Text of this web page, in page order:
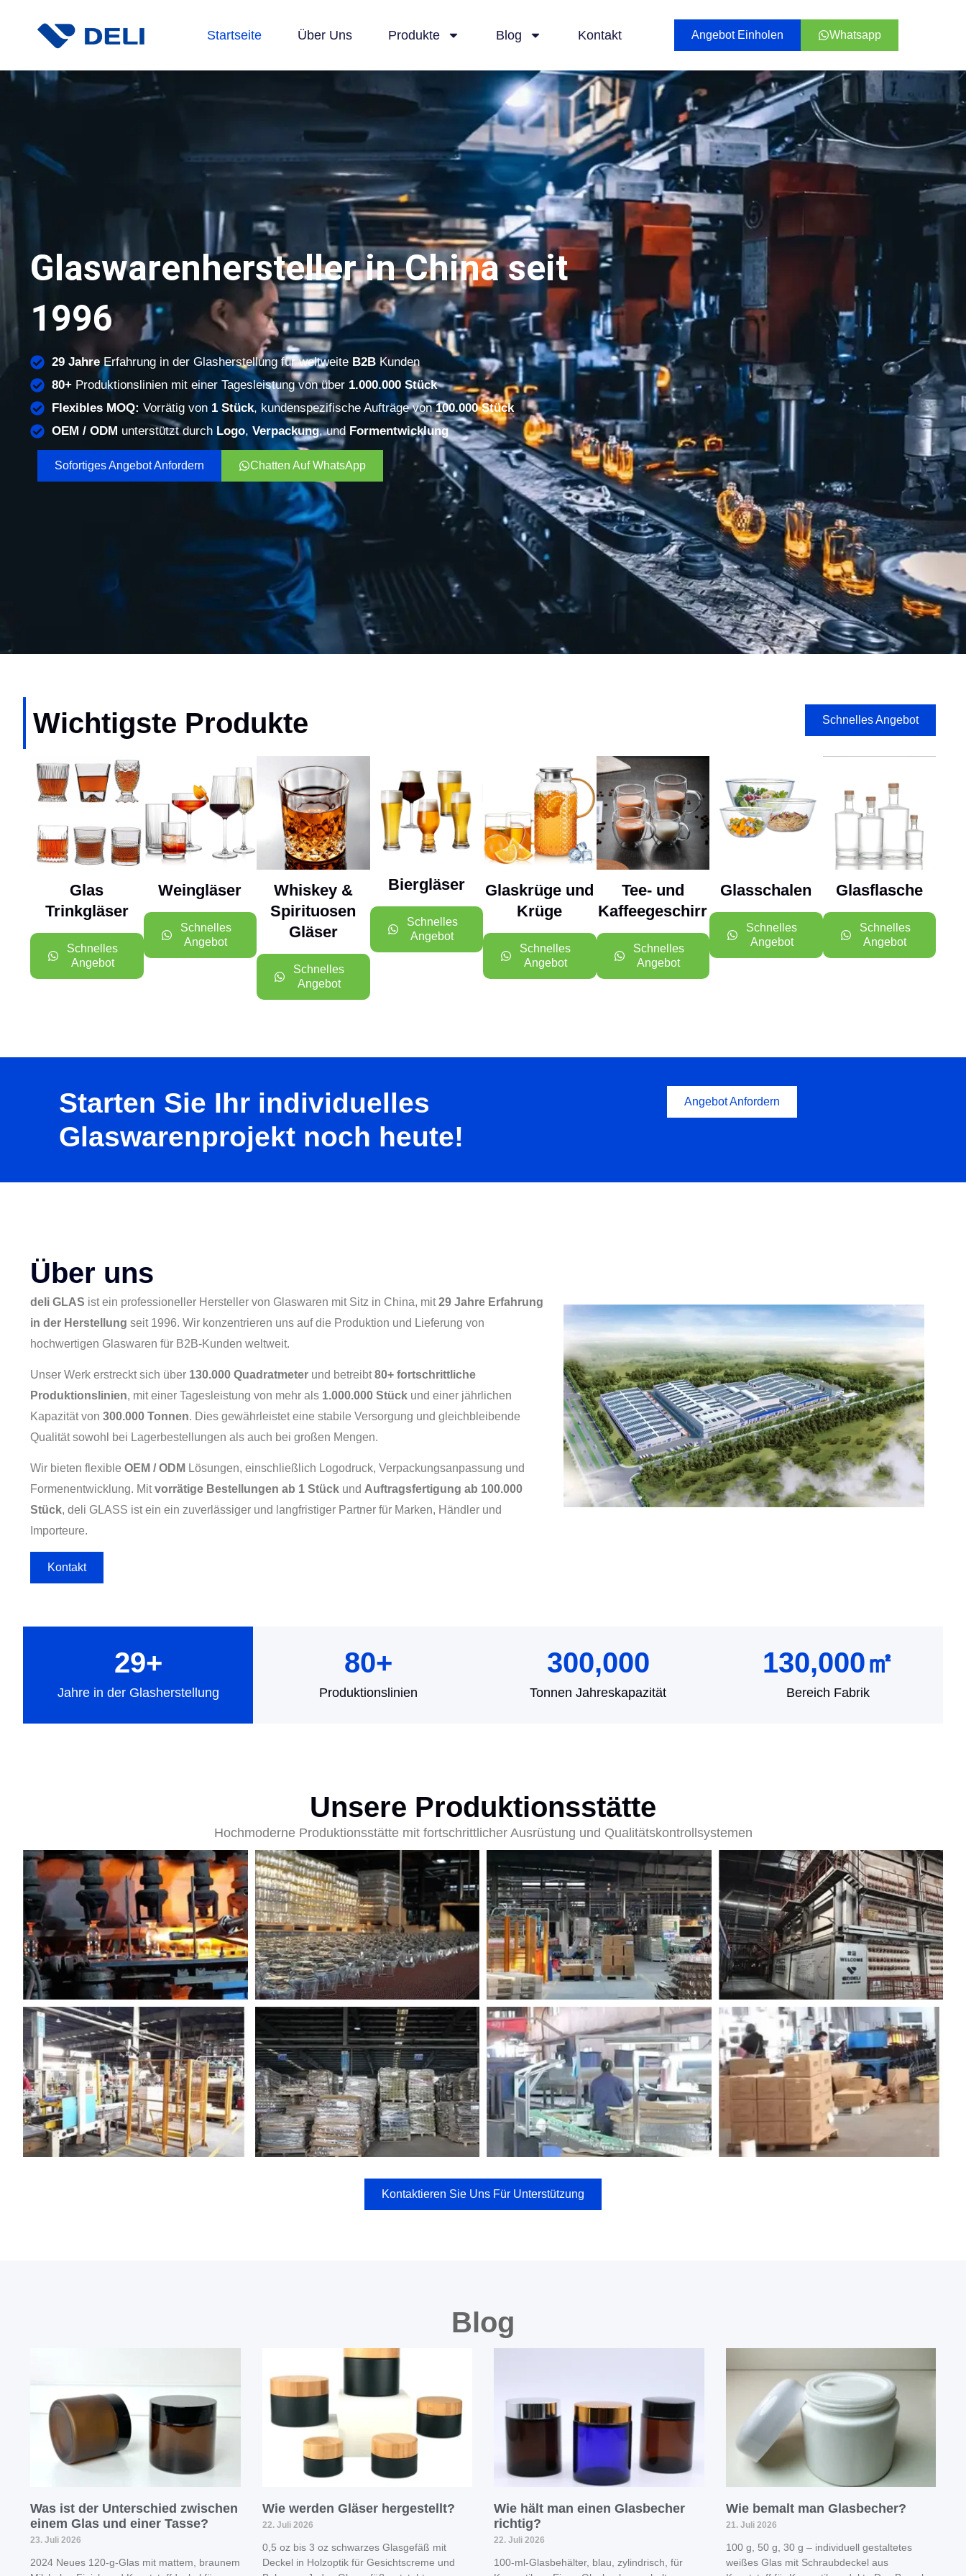
Startseite Über Uns Produkte Blog Kontakt Angebot Einholen Whatsapp
Glaswarenhersteller in China seit
1996
29 JahreErfahrung in der Glasherstellung für weltweite B2B Kunden
80+ Produktionslinien mit einer Tagesleistung von über 1.000.000 Stück
Flexibles MOQ: Vorrätig von 1 Stück, kundenspezifische Aufträge von100.000 Stück
OEM / ODM unterstützt durch Logo, Verpackung, und Formentwicklung
Sofortiges Angebot Anfordern Chatten Auf WhatsApp
Wichtigste Produkte Schnelles Angebot
Glas
Trinkgläser
Schnelles
Angebot
Weingläser
Schnelles
Angebot
Whiskey &
Spirituosen
Gläser
Schnelles
Angebot
Biergläser
Schnelles
Angebot
Glaskrüge und
Krüge
Schnelles
Angebot
Tee- und
Kaffeegeschirr
Schnelles
Angebot
Glasschalen
Schnelles
Angebot
Glasflasche
Schnelles
Angebot
Starten Sie Ihr individuelles
Glaswarenprojekt noch heute!
Angebot Anfordern
Über uns
deli GLAS ist ein professioneller Hersteller von Glaswaren mit Sitz in China, mit29 Jahre Erfahrung
in der Herstellung seit 1996. Wir konzentrieren uns auf die Produktion und Lieferung von
hochwertigen Glaswaren für B2B-Kunden weltweit.
Unser Werk erstreckt sich über 130.000 Quadratmeter und betreibt80+ fortschrittliche
Produktionslinien, mit einer Tagesleistung von mehr als 1.000.000 Stück und einer jährlichen
Kapazität von 300.000 Tonnen. Dies gewährleistet eine stabile Versorgung und gleichbleibende
Qualität sowohl bei Lagerbestellungen als auch bei großen Mengen.
Wir bieten flexible OEM / ODM Lösungen, einschließlich Logodruck, Verpackungsanpassung und
Formenentwicklung. Mitvorrätige Bestellungen ab 1 Stück und Auftragsfertigung ab 100.000
Stück, deli GLASS ist ein ein zuverlässiger und langfristiger Partner für Marken, Händler und
Importeure.
Kontakt
Jahre in der Glasherstellung
29+
Produktionslinien
80+
Tonnen Jahreskapazität
300,000
Bereich Fabrik
130,000㎡
Unsere Produktionsstätte
Hochmoderne Produktionsstätte mit fortschrittlicher Ausrüstung und Qualitätskontrollsystemen
Kontaktieren Sie Uns Für Unterstützung
Blog
Was ist der Unterschied zwischen
einem Glas und einer Tasse?
23. Juli 2026
2024 Neues 120-g-Glas mit mattem, braunem
Wie werden Gläser hergestellt?
22. Juli 2026
0,5 oz bis 3 oz schwarzes Glasgefäß mit
Deckel in Holzoptik für Gesichtscreme und
Wie hält man einen Glasbecher
richtig?
22. Juli 2026
100-ml-Glasbehälter, blau, zylindrisch, für
Wie bemalt man Glasbecher?
21. Juli 2026
100 g, 50 g, 30 g – individuell gestaltetes
weißes Glas mit Schraubdeckel aus